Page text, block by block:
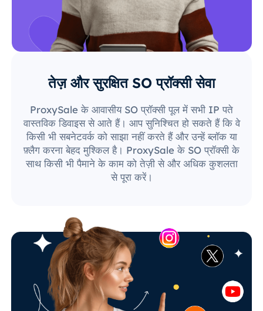
तेज़ और सुरक्षित SO प्रॉक्सी सेवा
ProxySale के आवासीय SO प्रॉक्सी पूल में सभी IP पते
वास्तविक डिवाइस से आते हैं। आप सुनिश्चित हो सकते हैं कि वे
किसी भी सबनेटवर्क को साझा नहीं करते हैं और उन्हें ब्लॉक या
फ़्लैग करना बेहद मुश्किल है। ProxySale के SO प्रॉक्सी के
साथ किसी भी पैमाने के काम को तेज़ी से और अधिक कुशलता
से पूरा करें।